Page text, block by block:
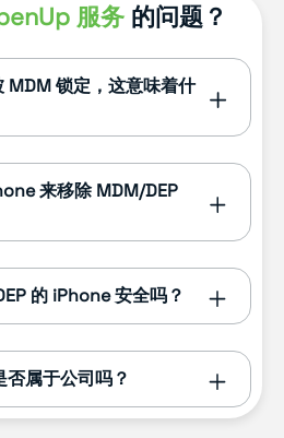
服务 的问题？
MDM 锁定，这意味着什
来移除 MDM/DEP
的 iPhone 安全吗？
属于公司吗？